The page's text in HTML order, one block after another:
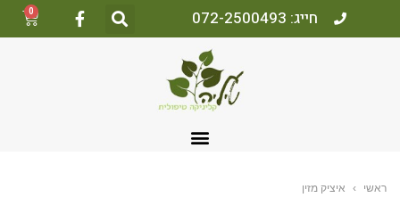
חייג: 072-2500493
ראשי › איציק מזין